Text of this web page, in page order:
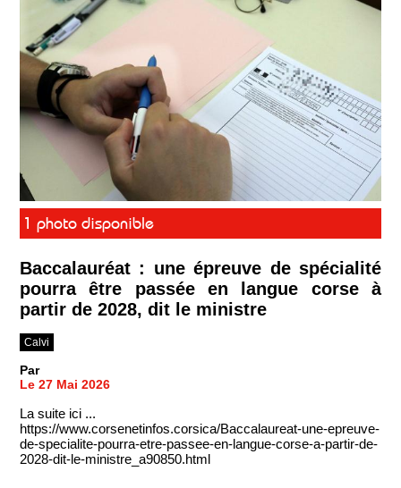
1 photo disponible
Baccalauréat : une épreuve de spécialité
pourra être passée en langue corse à
partir de 2028, dit le ministre
Calvi
Par
Le 27 Mai 2026
La suite ici ...
https://www.corsenetinfos.corsica/Baccalaureat-une-epreuve-
de-specialite-pourra-etre-passee-en-langue-corse-a-partir-de-
2028-dit-le-ministre_a90850.html